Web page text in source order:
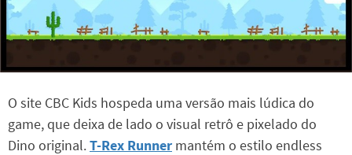
O site CBC Kids hospeda uma versão mais lúdica do
game, que deixa de lado o visual retrô e pixelado do
Dino original.T-Rex Runner mantém o estilo endless